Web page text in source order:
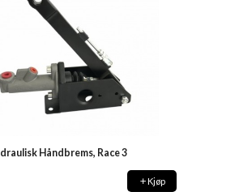
Håndbrems, Race 3
Kjøp